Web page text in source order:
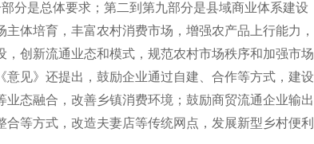
分是总体要求；第二到第九部分是县域商业体系建设
体培育，丰富农村消费市场，增强农产品上行能力，
创新流通业态和模式，规范农村市场秩序和加强市场
见》还提出，鼓励企业通过自建、合作等方式，建设
态融合，改善乡镇消费环境；鼓励商贸流通企业输出
等方式，改造夫妻店等传统网点，发展新型乡村便利